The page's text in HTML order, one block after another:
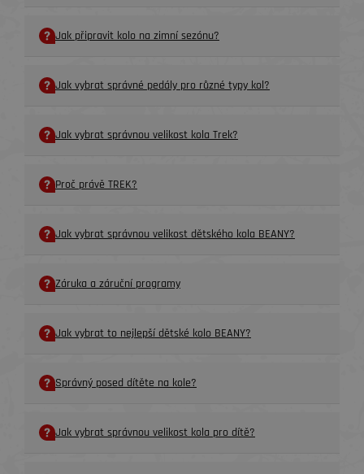
Jak připravit kolo na zimní sezónu?
Jak vybrat správné pedály pro různé typy kol?
Jak vybrat správnou velikost kola Trek?
Proč právě TREK?
Jak vybrat správnou velikost dětského kola BEANY?
Záruka a záruční programy
Jak vybrat to nejlepší dětské kolo BEANY?
Správný posed dítěte na kole?
Jak vybrat správnou velikost kola pro dítě?